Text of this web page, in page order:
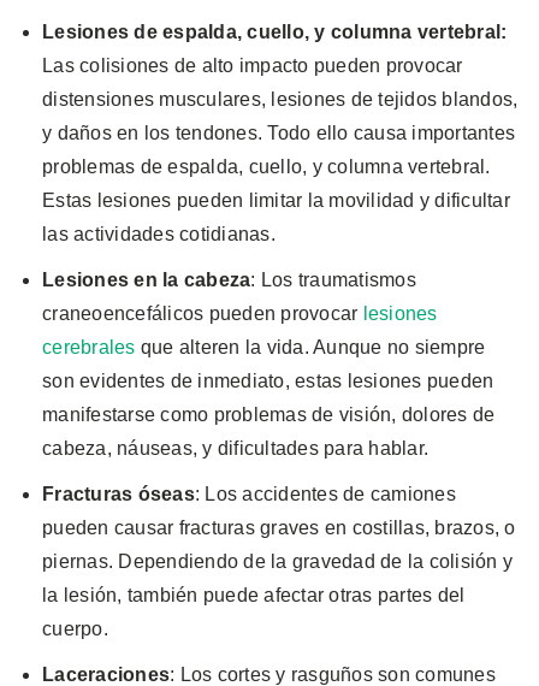
Lesiones de espalda, cuello, y columna vertebral:
Las colisiones de alto impacto pueden provocar
distensiones musculares, lesiones de tejidos blandos,
y daños en los tendones. Todo ello causa importantes
problemas de espalda, cuello, y columna vertebral.
Estas lesiones pueden limitar la movilidad y dificultar
las actividades cotidianas.
Lesiones en la cabeza: Los traumatismos
craneoencefálicos pueden provocar lesiones
cerebrales que alteren la vida. Aunque no siempre
son evidentes de inmediato, estas lesiones pueden
manifestarse como problemas de visión, dolores de
cabeza, náuseas, y dificultades para hablar.
Fracturas óseas: Los accidentes de camiones
pueden causar fracturas graves en costillas, brazos, o
piernas. Dependiendo de la gravedad de la colisión y
la lesión, también puede afectar otras partes del
cuerpo.
Laceraciones: Los cortes y rasguños son comunes